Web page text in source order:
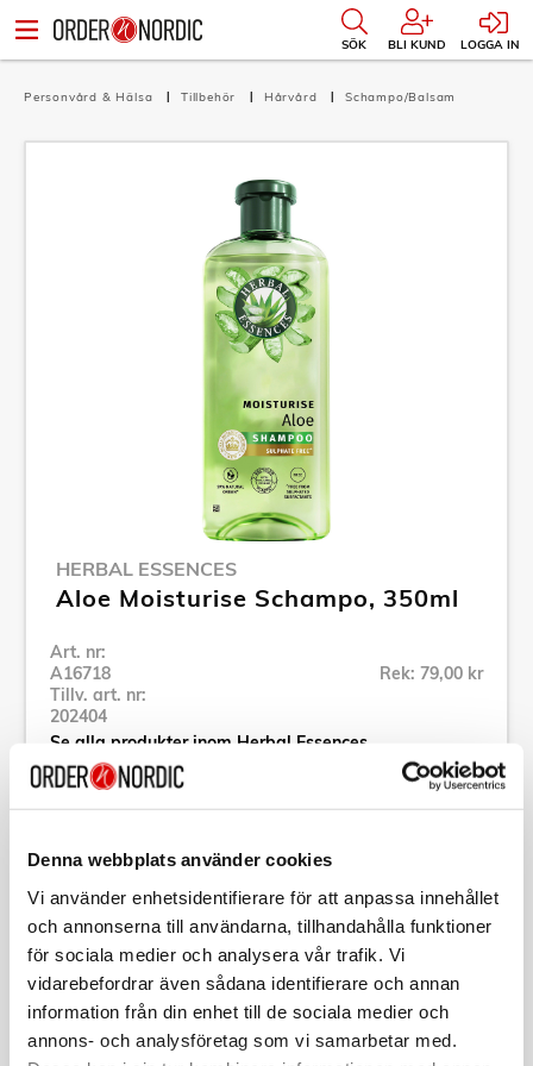
Denna webbplats använder cookies
Vi använder enhetsidentifierare för att anpassa innehållet
och annonserna till användarna, tillhandahålla funktioner
för sociala medier och analysera vår trafik. Vi
vidarebefordrar även sådana identifierare och annan
information från din enhet till de sociala medier och
annons- och analysföretag som vi samarbetar med.
SÖK BLI KUND LOGGA IN
Personvård & Hälsa Tillbehör Hårvård Schampo/Balsam
HERBAL ESSENCES
Aloe Moisturise Schampo, 350ml
Art. nr:
A16718
Tillv. art. nr:
202404
Rek: 79,00 kr
Se alla produkter inom Herbal Essences
Art. nr:A16718
Tillv. art. nr:202404
8700216202404